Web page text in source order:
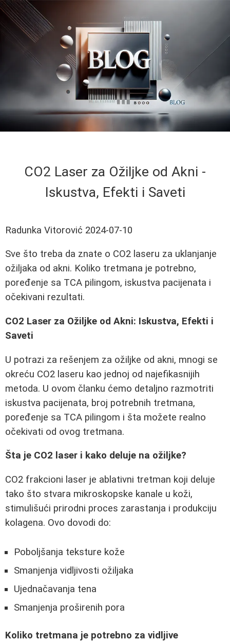
CO2 Laser za Ožiljke od Akni -
Iskustva, Efekti i Saveti
Radunka Vitorović 2024-07-10
Sve što treba da znate o CO2 laseru za uklanjanje
ožiljaka od akni. Koliko tretmana je potrebno,
poređenje sa TCA pilingom, iskustva pacijenata i
očekivani rezultati.
CO2 Laser za Ožiljke od Akni: Iskustva, Efekti i
Saveti
U potrazi za rešenjem za ožiljke od akni, mnogi se
okreću CO2 laseru kao jednoj od najefikasnijih
metoda. U ovom članku ćemo detaljno razmotriti
iskustva pacijenata, broj potrebnih tretmana,
poređenje sa TCA pilingom i šta možete realno
očekivati od ovog tretmana.
Šta je CO2 laser i kako deluje na ožiljke?
CO2 frakcioni laser je ablativni tretman koji deluje
tako što stvara mikroskopske kanale u koži,
stimulišući prirodni proces zarastanja i produkciju
kolagena. Ovo dovodi do:
Poboljšanja teksture kože
Smanjenja vidljivosti ožiljaka
Ujednačavanja tena
Smanjenja proširenih pora
Koliko tretmana je potrebno za vidljive